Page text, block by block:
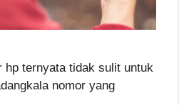
hp ternyata tidak sulit untuk
nomor yang